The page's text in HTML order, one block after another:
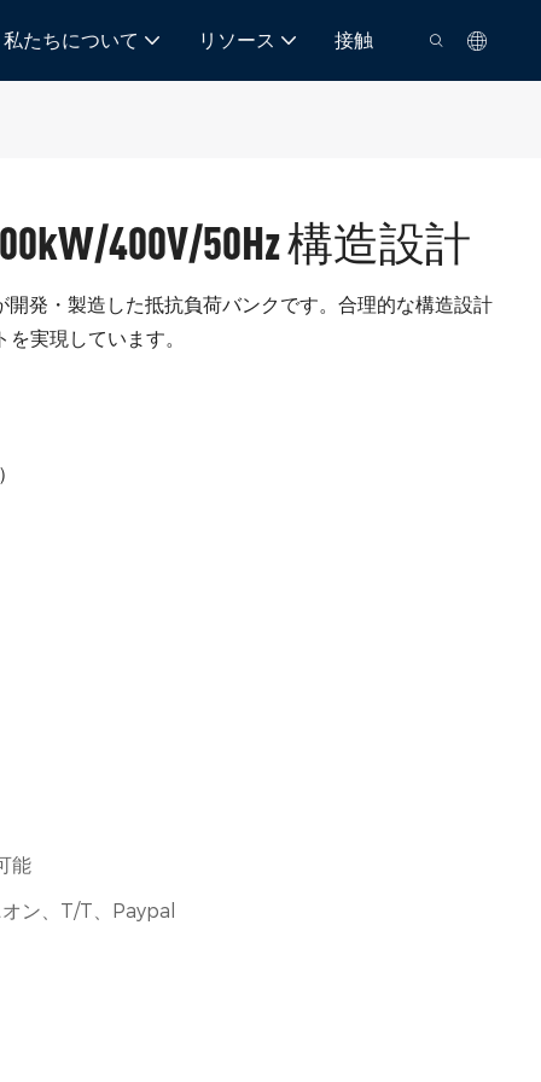
私たちについて リソース 接触
400V/50Hz 構造設計
発・製造した抵抗負荷バンクです。合理的な構造設計
実現しています。
能
ン、T/T、Paypal